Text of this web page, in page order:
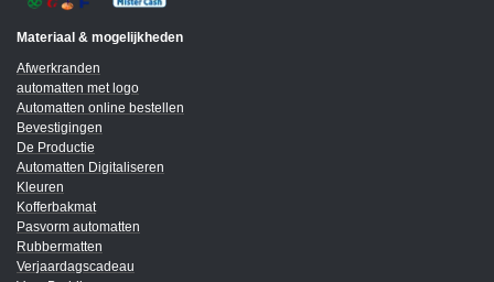
Materiaal & mogelijkheden
Afwerkranden
automatten met logo
Automatten online bestellen
Bevestigingen
De Productie
Automatten Digitaliseren
Kleuren
Kofferbakmat
Pasvorm automatten
Rubbermatten
Verjaardagscadeau